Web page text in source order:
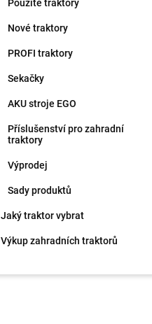
Použité traktory
Nové traktory
PROFI traktory
Sekačky
AKU stroje EGO
Příslušenství pro zahradní
traktory
Výprodej
Sady produktů
Jaký traktor vybrat
Výkup zahradních traktorů